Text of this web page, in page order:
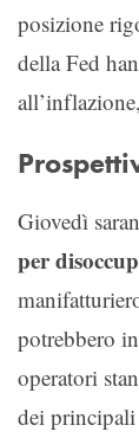
posizione
della Fed
Giovedì
per
potrebbero
operatori
dei